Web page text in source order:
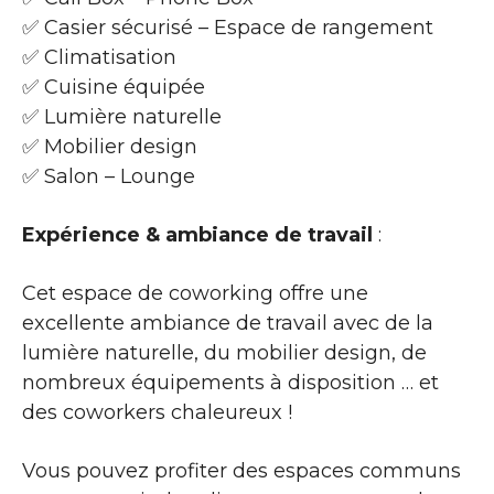
✅ Casier sécurisé – Espace de rangement
✅ Climatisation
✅ Cuisine équipée
✅ Lumière naturelle
✅ Mobilier design
✅ Salon – Lounge
Expérience & ambiance de travail :
Cet espace de coworking offre une
excellente ambiance de travail avec de la
lumière naturelle, du mobilier design, de
nombreux équipements à disposition … et
des coworkers chaleureux !
Vous pouvez profiter des espaces communs